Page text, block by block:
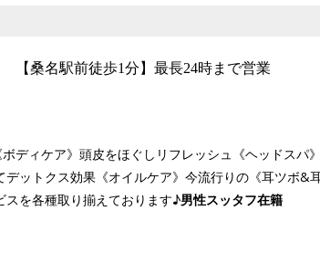
【桑名駅前徒歩1分】最長24時まで営業
ディケア》頭皮をほぐしリフレッシュ《ヘッドスパ
ットクス効果《オイルケア》今流行りの《耳ツボ&
スを各種取り揃えております♪男性スッタフ在籍